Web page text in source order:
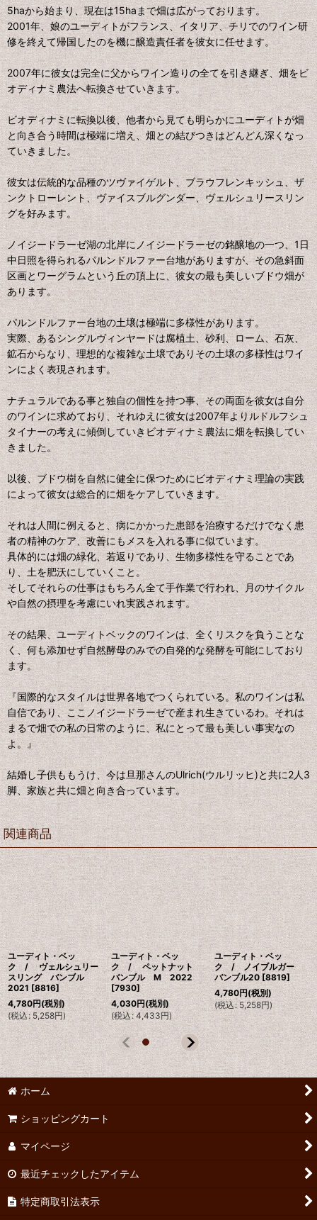
5haから始まり、現在は15haまで畑は広がっております。
2001年、娘のユーディトがフランス、イタリア、チリでのワイン研
修を終えて帰国したのを機に醸造責任者を彼女に任せます。
2007年に彼女は完全に父からワイン造りの全てを引き継ぎ、畑をビ
オディナミ農法へ転換させていきます。
ビオディナミに転換以後、他者から見ても明らかにユーディトが畑
と向き合う時間は極端に増え、畑との結びつきはどんどん深くなっ
ていきました。
彼女は伝統的な品種のツヴァイゲルト、ブラウフレンキッシュ、ザ
ンクトローレント、ヴァイスブルグンダー、ヴェルシュリースリン
グを好みます。
ノイジードラーゼ湖の北岸にノイジードラーゼの銘醸地の一つ、1日
中日照を得られるパルンドルファー台地がありますが、その急斜面
区画とワーグラムという丘の頂上に、彼女の最も美しいブドウ畑が
あります。
パルンドルファー台地の土壌は極端に多様性があります。
実際、あるシングルヴィンヤードは腐植土、砂利、ローム、石灰、
鉱石からなり、理想的な複雑な土壌でありその土壌の多様性はワイ
ンによく表現されます。
ナチュラルである事と独自の個性を持つ事、その両面を彼女は自分
のワインに求めており、それゆえに彼女は2007年よりルドルフシュ
タイナーの考えに傾倒していきビオディナミ農法に畑を転換してい
きました。
以後、ブドウ樹を自然に健全に保つためにビオディナミ理論の実践
によって彼女は総合的に畑をケアしていきます。
それは人間に例えると、病にかかった患部を治療するだけでなく患
者の精神のケア、改善にもメスを入れる事に似ています。
具体的には畑の緑化、若返りであり、生物多様性を守ることであ
り、土を肥沃にしていくこと。
そしてそれらの仕事はもちろん全て手作業で行われ、月のサイクル
や自然の摂理を考慮にいれ実践されます。
その結果、ユーディトベックのワインは、全くリスクを負うことな
く、何も添加せず自然酵母のみでの自発的な発酵を可能にしており
ます。
『国際的なスタイルは世界各地でつくられている。私のワインは私
自信であり、ここノイジードラーゼで産まれ生きているわ。それは
まるで畑での私の日常のように、私にとって最も美しい事実なの
よ。』
結婚し子供ももうけ、今は旦那さんのUlrich(ウルリッヒ)と共に2人3
脚、家族と共に畑と向き合っています。
関連商品
ユーディト・ベッ
ク / ヴェルシュリー
スリング バンブル
2021 [8816]
4,780円(税別)
(税込: 5,258円)
ユーディト・ベッ
ク / ペットナット
バンブル M 2022
[7930]
4,030円(税別)
(税込: 4,433円)
ユーディト・ベッ
ク / ノイブルガー
バンブル20 [8819]
4,780円(税別)
(税込: 5,258円)
ホーム
ショッピングカート
マイページ
最近チェックしたアイテム
特定商取引法表示